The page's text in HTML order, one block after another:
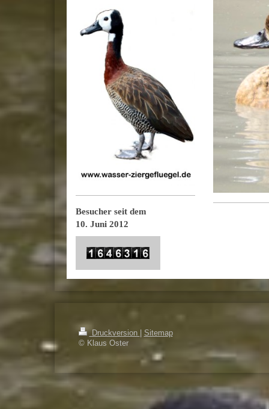
Besucher seit dem
10. Juni 2012
Druckversion
Sitemap
© Klaus Oster